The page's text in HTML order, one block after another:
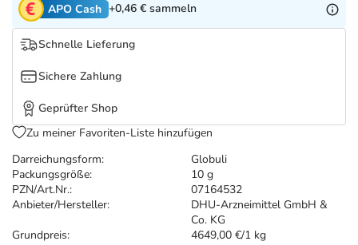
Tierapotheke
Marken
Salus Deals
Darreichungsform:
Globuli
Packungsgröße:
10 g
PZN/Art.Nr.:
07164532
Anbieter/Hersteller:
DHU-Arzneimittel GmbH &
Co. KG
Grundpreis:
4649,00 €/1 kg
APO Cash +0,46 € sammeln
Schnelle Lieferung
Sichere Zahlung
Geprüfter Shop
Zu meiner Favoriten-Liste hinzufügen